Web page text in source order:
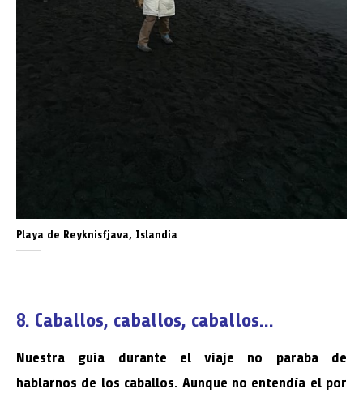
Playa de Reyknisfjava, Islandia
8. Caballos, caballos, caballos…
Nuestra guía durante el viaje no paraba de
hablarnos de los caballos. Aunque no entendía el por